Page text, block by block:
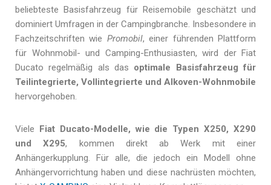
beliebteste Basisfahrzeug für Reisemobile geschätzt und
dominiert Umfragen in der Campingbranche. Insbesondere in
Fachzeitschriften wie Promobil, einer führenden Plattform
für Wohnmobil- und Camping-Enthusiasten, wird der Fiat
Ducato regelmäßig als das optimale Basisfahrzeug für
Teilintegrierte, Vollintegrierte und Alkoven-Wohnmobile
hervorgehoben.
Viele Fiat Ducato-Modelle, wie die Typen X250, X290
und X295, kommen direkt ab Werk mit einer
Anhängerkupplung. Für alle, die jedoch ein Modell ohne
Anhängervorrichtung haben und diese nachrüsten möchten,